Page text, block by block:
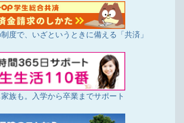
度で、いざというときに備える「共済」
族も。入学から卒業までサポート